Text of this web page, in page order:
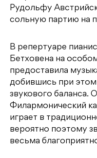
Рудольфу
сольную партию на
В репертуаре
Бетховена на
предоставила
добившись при этом
звукового баланса.
Филармонический
играет в
вероятно поэтому
весьма